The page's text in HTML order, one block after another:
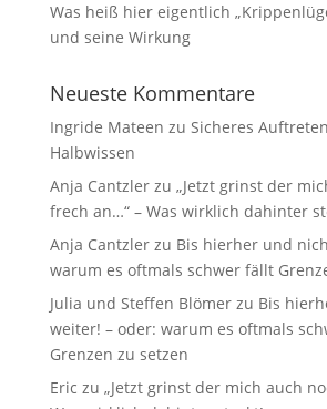
Was heiß hier eigentlich
und seine Wirkung
Neueste Kommentare
Ingride Mateen zu Sicheres
Halbwissen
Anja Cantzlerzu „Jetzt grinst der
frech an…“ – Was wirklich dahinter
Anja Cantzlerzu Bis hierher und
warum es oftmals schwer fällt
Julia und Steffen Blömerzu Bis
weiter! – oder: warum es oftmals
Grenzen zu setzen
Eric zu „Jetzt grinst der mich auch